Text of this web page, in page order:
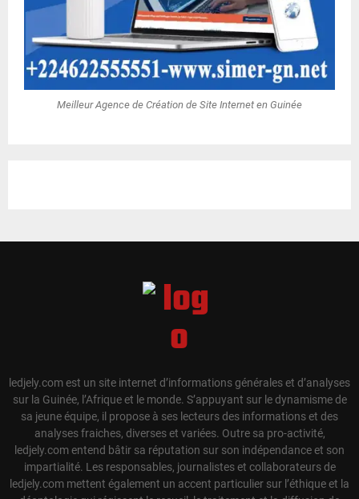
Meilleur Agence de Création de Site Internet en Guinée
ledjely.com est un site internet d’informations générales et d’analyses
sur la Guinée, l’Afrique et le monde. S’appuyant sur le dynamisme de
sa jeune équipe, il propose à ses lecteurs des informations et des
analyses fraiches, diverses et variées. Outre sa pro-activité,
ledjely.com entend bâtir sa réputation sur son indépendance et son
impartialité. Les responsables, journalistes et collaborateurs de
ledjely.com mettent également un accent particulier sur l’éthique et la